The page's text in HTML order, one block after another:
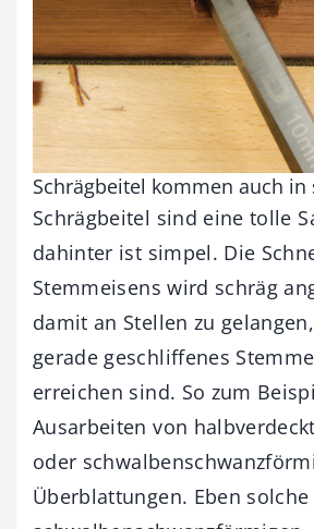
Schrägbeitel kommen auch in
Schrägbeitel sind eine tolle
dahinter ist simpel. Die
Stemmeisens wird schräg
damit an Stellen zu
gerade geschliffenes
erreichen sind. So zum
Ausarbeiten von
oder
Überblattungen. Eben solche